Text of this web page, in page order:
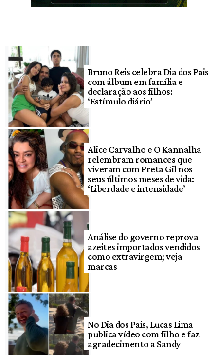
Bruno Reis celebra Dia dos Pais
com álbum em família e
declaração aos filhos:
‘Estímulo diário’
Alice Carvalho e O Kannalha
relembram romances que
viveram com Preta Gil nos
seus últimos meses de vida:
‘Liberdade e intensidade’
Análise do governo reprova
azeites importados vendidos
como extravirgem; veja
marcas
No Dia dos Pais, Lucas Lima
publica vídeo com filho e faz
agradecimento a Sandy